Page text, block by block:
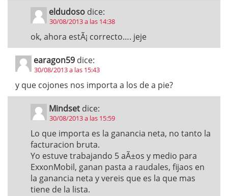
eldudoso dice:
30/08/2013 a las 14:38
ok, ahora estÃ¡ correcto…. jeje
earagon59 dice:
30/08/2013 a las 15:43
y que cojones nos importa a los de a pie?
Mindset dice:
30/08/2013 a las 15:59
Lo que importa es la ganancia neta, no tanto la
facturacion bruta.
Yo estuve trabajando 5 aÃ±os y medio para
ExxonMobil, ganan pasta a raudales, fijaos en
la ganancia neta y vereis que es la que mas
tiene de la lista.